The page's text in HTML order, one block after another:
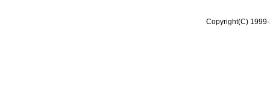
Copyright(C)